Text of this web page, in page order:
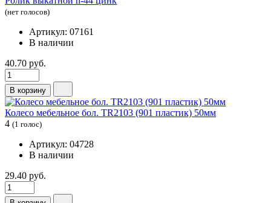
(нет голосов)
Артикул: 07161
В наличии
40.70 руб.
В корзину
Колесо мебельное бол. TR2103 (901 пластик) 50мм
4 (1 голос)
Артикул: 04728
В наличии
29.40 руб.